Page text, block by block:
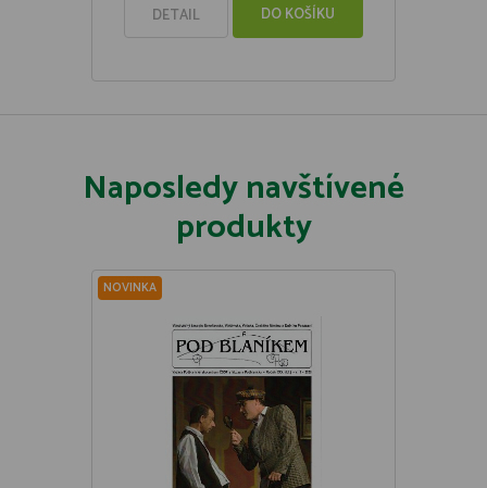
DETAIL DO KOŠÍKU
Naposledy navštívené
produkty
NOVINKA